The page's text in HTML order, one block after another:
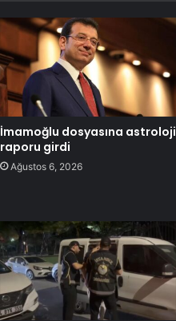
İmamoğlu dosyasına astroloji
raporu girdi
Ağustos 6, 2026